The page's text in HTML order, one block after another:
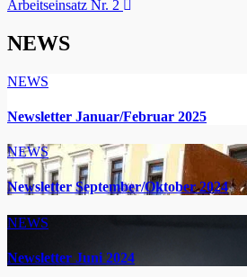
Arbeitseinsatz Nr. 2
NEWS
NEWS
Newsletter Januar/Februar 2025
NEWS
Newsletter September/Oktober 2024
NEWS
Newsletter Juni 2024